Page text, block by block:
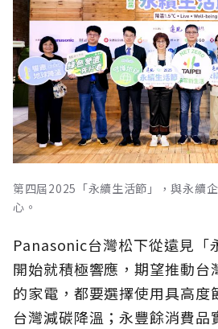
第四屆2025「永續生活節」，與永續
心。
Panasonic台灣松下從遠見「
開始就積極響應，期望推動台
的家電，都要選擇使用具高度
台灣減碳降溫；永豐餘消費品